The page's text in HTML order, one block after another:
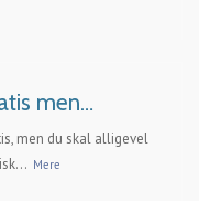
men…
men du skal alligevel
Mere